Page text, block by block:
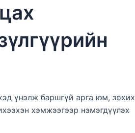
үнэлж баршгүй арга юм, зохих
хэмжээгээр нэмэгдүүлэх